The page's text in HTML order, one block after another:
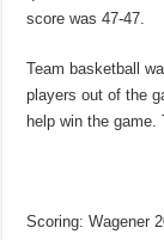
score was 47-47.
Team basketball
players out of the
help win the game.
Scoring: Wagener